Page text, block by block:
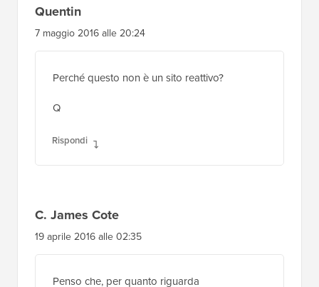
Quentin
7 maggio 2016 alle 20:24
Perché questo non è un sito reattivo?
Q
Rispondi
C. James Cote
19 aprile 2016 alle 02:35
Penso che, per quanto riguarda